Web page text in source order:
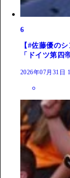
6
【#佐藤優の
「ドイツ第四
2026年07月31日